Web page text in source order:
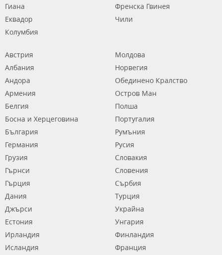
Гиана
Еквадор
Колумбия
Френска Гвинея
Чили
Австрия
Албания
Андора
Армения
Белгия
Босна и Херцеговина
България
Германия
Грузия
Гърнси
Гърция
Дания
Джърси
Естония
Ирландия
Исландия
Молдова
Норвегия
Обединено Кралство
Остров Ман
Полша
Португалия
Румъния
Русия
Словакия
Словения
Сърбия
Турция
Украйна
Унгария
Финландия
Франция